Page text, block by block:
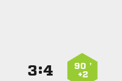
90 ’
+2
: